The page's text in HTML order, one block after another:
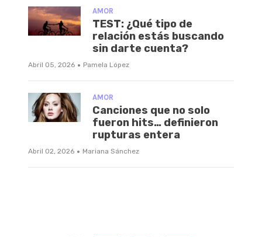
AMOR
TEST: ¿Qué tipo de
relación estás buscando
sin darte cuenta?
Abril 05, 2026 · Pamela López
AMOR
Canciones que no solo
fueron hits… definieron
rupturas entera
Abril 02, 2026 · Mariana Sánchez